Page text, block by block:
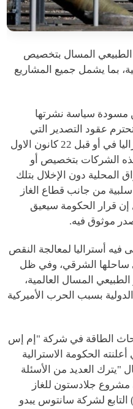
الطبيعي المسال بتخصيص
بما يشمل جميع المشاريع
مسودة سياسة نشرتها
عقود التصدير التي
وقعتها الشركات العاملة في أستراليا في أو قبل 22 كانون الاول
الشركات بتخصيص أو
المحلية دون الإخلال بتلك
سلبية من جانب قطاع الغاز
إن قرار الحكومة سيعيق
موثوق فيه.
أستراليا لمعالجة النقص
ساحلها الشرقي، وفي ظل
المسال العالمية،
بسبب الحرب الأميركية
الطاقة في شركة "إم إس
الحكومة الاسترالية
"يترك العديد من الأسئلة
مشروع جلادستون للغاز
لشركة سانتوس يبدو